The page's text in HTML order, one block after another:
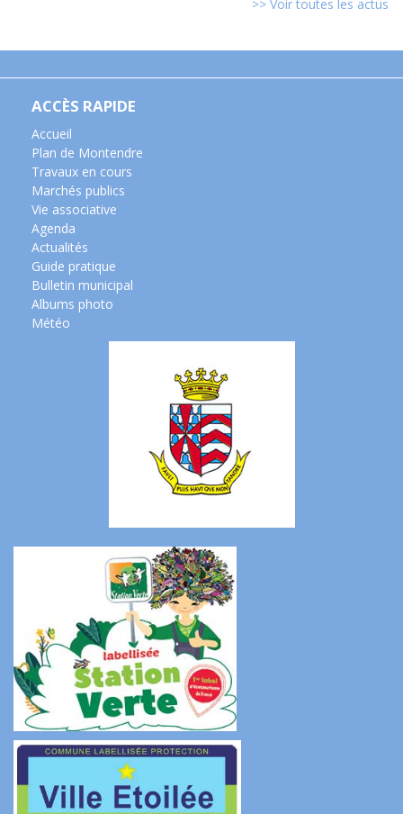
>> Voir toutes les actus
ACCÈS RAPIDE
Accueil
Plan de Montendre
Travaux en cours
Marchés publics
Vie associative
Agenda
Actualités
Guide pratique
Bulletin municipal
Albums photo
Météo